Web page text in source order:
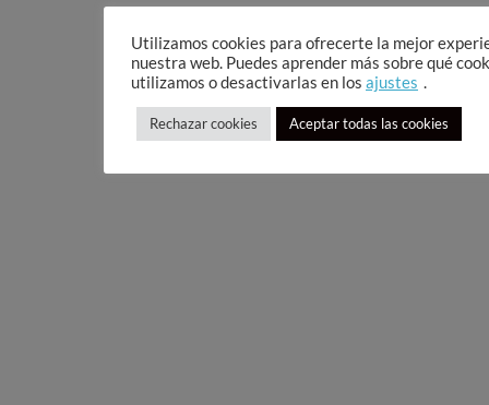
Utilizamos cookies para ofrecerte la mejor
nuestra web. Puedes aprender más sobre qué
utilizamos o desactivarlas en los ajustes .
Rechazar cookies Aceptar todas las cookies